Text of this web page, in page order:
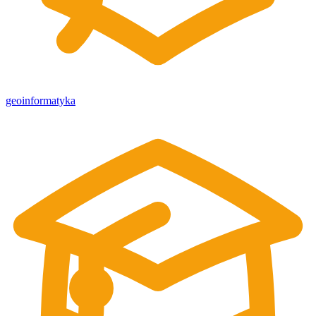
geoinformatyka